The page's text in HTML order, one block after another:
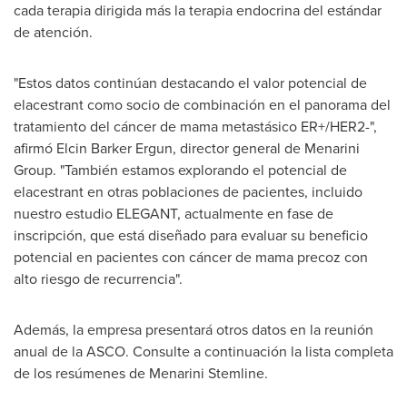
cada terapia dirigida más la terapia endocrina del estándar
de atención.
"Estos datos continúan destacando el valor potencial de
elacestrant como socio de combinación en el panorama del
tratamiento del cáncer de mama metastásico ER+/HER2-",
afirmó Elcin Barker Ergun, director general de Menarini
Group. "También estamos explorando el potencial de
elacestrant en otras poblaciones de pacientes, incluido
nuestro estudio ELEGANT, actualmente en fase de
inscripción, que está diseñado para evaluar su beneficio
potencial en pacientes con cáncer de mama precoz con
alto riesgo de recurrencia".
Además, la empresa presentará otros datos en la reunión
anual de la ASCO. Consulte a continuación la lista completa
de los resúmenes de Menarini Stemline.